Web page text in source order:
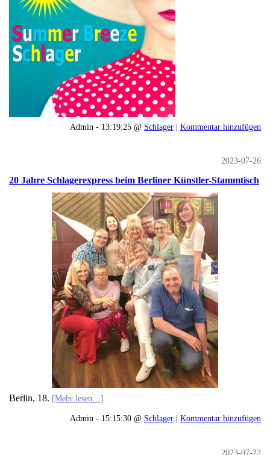
Admin - 13:19:25 @ Schlager | Kommentar hinzufügen
2023-07-26
20 Jahre Schlagerexpress beim Berliner Künstler-Stammtisch
Berlin, 18. [Mehr lesen…]
Admin - 15:15:30 @ Schlager | Kommentar hinzufügen
2023-07-22